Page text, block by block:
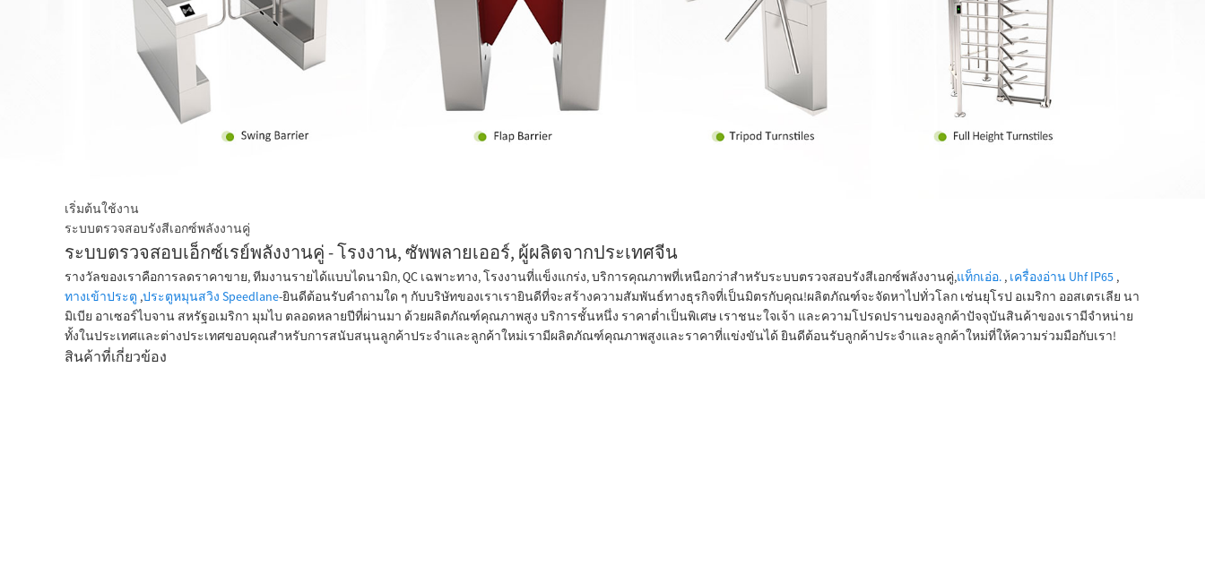
เริ่มต้นใช้งาน
ระบบตรวจสอบรังสีเอกซ์พลังงานคู่
ระบบตรวจสอบเอ็กซ์เรย์พลังงานคู่ - โรงงาน, ซัพพลายเออร์, ผู้ผลิตจากประเทศจีน
รางวัลของเราคือการลดราคาขาย, ทีมงานรายได้แบบไดนามิก, QC เฉพาะทาง, โรงงานที่แข็งแกร่ง, บริการคุณภาพที่เหนือกว่าสำหรับระบบตรวจสอบรังสีเอกซ์พลังงานคู่,แท็กเอ่อ. , เครื่องอ่าน Uhf IP65 ,
ทางเข้าประตู ,ประตูหมุนสวิง Speedlane-ยินดีต้อนรับคำถามใด ๆ กับบริษัทของเราเรายินดีที่จะสร้างความสัมพันธ์ทางธุรกิจที่เป็นมิตรกับคุณ!ผลิตภัณฑ์จะจัดหาไปทั่วโลก เช่นยุโรป อเมริกา ออสเตรเลีย นา
มิเบีย อาเซอร์ไบจาน สหรัฐอเมริกา มุมไบ ตลอดหลายปีที่ผ่านมา ด้วยผลิตภัณฑ์คุณภาพสูง บริการชั้นหนึ่ง ราคาต่ำเป็นพิเศษ เราชนะใจเจ้า และความโปรดปรานของลูกค้าปัจจุบันสินค้าของเรามีจำหน่าย
ทั้งในประเทศและต่างประเทศขอบคุณสำหรับการสนับสนุนลูกค้าประจำและลูกค้าใหม่เรามีผลิตภัณฑ์คุณภาพสูงและราคาที่แข่งขันได้ ยินดีต้อนรับลูกค้าประจำและลูกค้าใหม่ที่ให้ความร่วมมือกับเรา!
สินค้าที่เกี่ยวข้อง